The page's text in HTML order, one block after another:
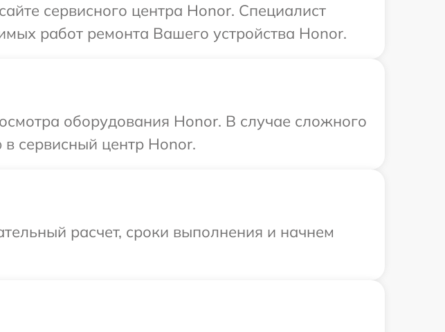
сервисного центра Honor. Специалист
работ ремонта Вашего устройства Honor.
оборудования Honor. В случае сложного
сервисный центр Honor.
расчет, сроки выполнения и начнем